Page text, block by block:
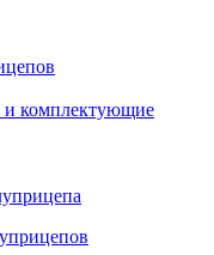
комплектующие